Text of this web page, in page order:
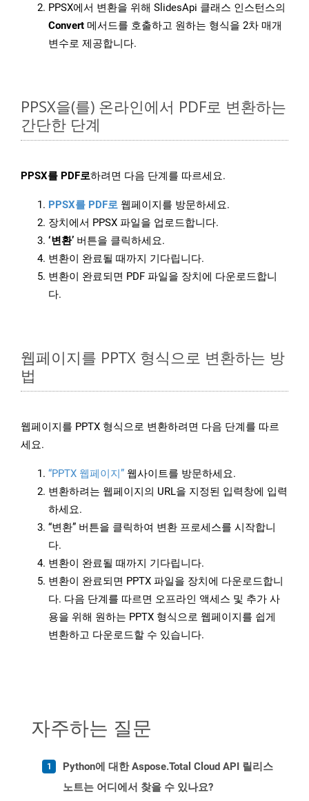
PPSX에서 변환을 위해 SlidesApi 클래스 인스턴스의
Convert 메서드를 호출하고 원하는 형식을 2차 매개
변수로 제공합니다.
PPSX을(를) 온라인에서 PDF로 변환하는
간단한 단계
PPSX를 PDF로하려면 다음 단계를 따르세요.
PPSX를 PDF로 웹페이지를 방문하세요.
장치에서 PPSX 파일을 업로드합니다.
‘변환’ 버튼을 클릭하세요.
변환이 완료될 때까지 기다립니다.
변환이 완료되면 PDF 파일을 장치에 다운로드합니
다.
웹페이지를 PPTX 형식으로 변환하는 방
법
웹페이지를 PPTX 형식으로 변환하려면 다음 단계를 따르
세요.
“PPTX 웹페이지” 웹사이트를 방문하세요.
변환하려는 웹페이지의 URL을 지정된 입력창에 입력
하세요.
“변환” 버튼을 클릭하여 변환 프로세스를 시작합니
다.
변환이 완료될 때까지 기다립니다.
변환이 완료되면 PPTX 파일을 장치에 다운로드합니
다. 다음 단계를 따르면 오프라인 액세스 및 추가 사
용을 위해 원하는 PPTX 형식으로 웹페이지를 쉽게
변환하고 다운로드할 수 있습니다.
자주하는 질문
Python에 대한 Aspose.Total Cloud API 릴리스
노트는 어디에서 찾을 수 있나요?